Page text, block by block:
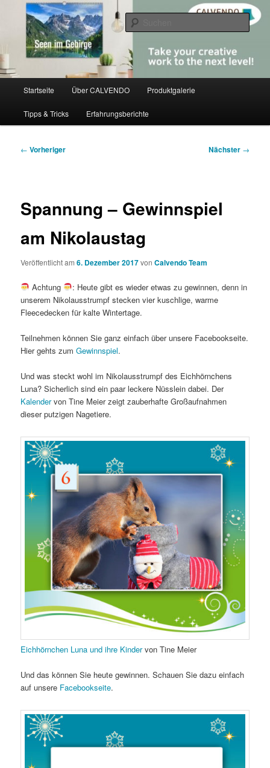
primären
springenCALVENDO
share creativity
Startseite Über CALVENDO Produktgalerie
Tipps & Tricks Erfahrungsberichte
Beitragsnavigation
← Vorheriger Nächster →
Spannung – Gewinnspiel
am Nikolaustag
Veröffentlicht am6. Dezember 2017vonCalvendo Team
Achtung
: Heute gibt es wieder etwas zu gewinnen, denn in
unserem Nikolausstrumpf stecken vier kuschlige, warme
Fleecedecken für kalte Wintertage.
Teilnehmen können Sie ganz einfach über unsere Facebookseite.
Hier gehts zumGewinnspiel.
Und was steckt wohl im Nikolausstrumpf des Eichhörnchens
Luna? Sicherlich sind ein paar leckere Nüsslein dabei. Der
Kalendervon Tine Meier zeigt zauberhafte Großaufnahmen
dieser putzigen Nagetiere.
Eichhörnchen Luna und ihre Kindervon Tine Meier
Und das können Sie heute gewinnen. Schauen Sie dazu einfach
auf unsere Facebookseite.